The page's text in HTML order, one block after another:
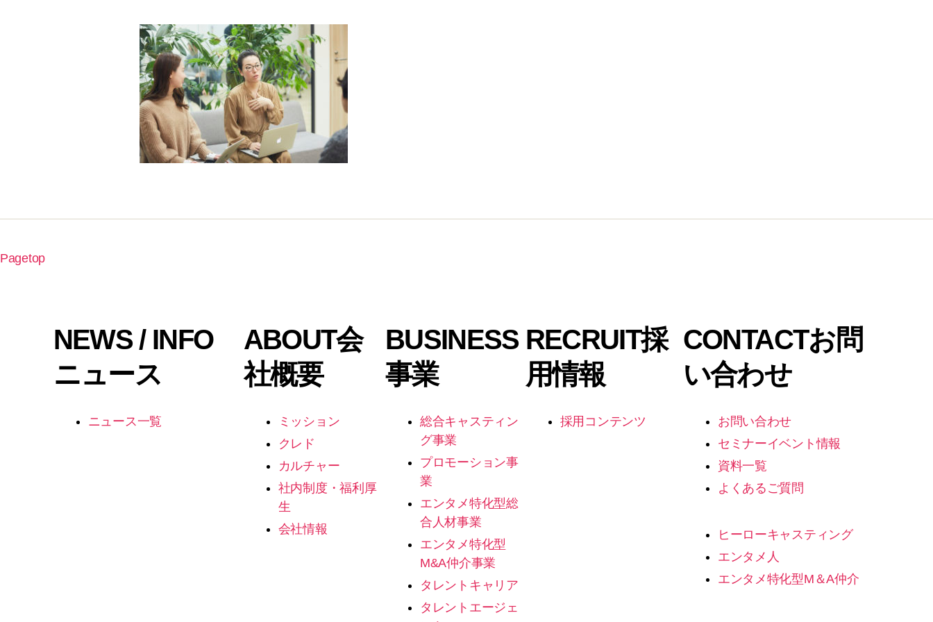
Pagetop
NEWS / INFO
ニュース
ニュース一覧
ABOUT会
社概要
ミッション
クレド
カルチャー
社内制度・福利厚
生
会社情報
BUSINESS
事業
総合キャスティン
グ事業
プロモーション事
業
エンタメ特化型総
合人材事業
エンタメ特化型
M&A仲介事業
タレントキャリア
タレントエージェ
RECRUIT採
用情報
採用コンテンツ
CONTACTお問
い合わせ
お問い合わせ
セミナーイベント情報
資料一覧
よくあるご質問
ヒーローキャスティング
エンタメ人
エンタメ特化型M＆A仲介